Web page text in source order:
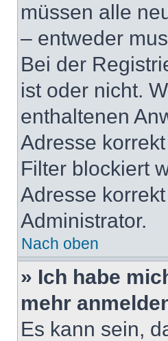
müssen alle
– entweder
Bei der
ist oder nicht.
enthaltenen
Adresse
Filter blockiert
Adresse
Administrator.
Nach oben
» Ich habe
mehr
Es kann sein,